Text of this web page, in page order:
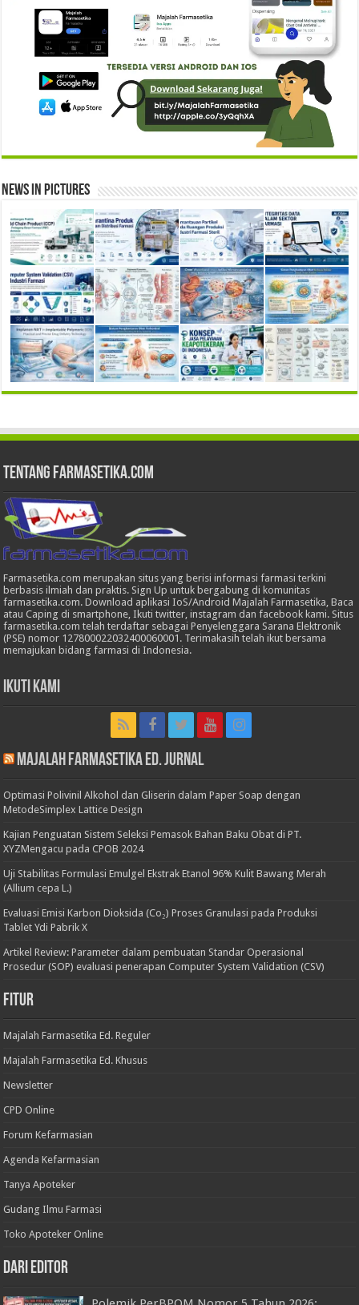
News in Pictures
Tentang Farmasetika.com
Farmasetika.com merupakan situs yang berisi informasi farmasi terkini
berbasis ilmiah dan praktis. Sign Up untuk bergabung di komunitas
farmasetika.com. Download aplikasi IoS/Android Majalah Farmasetika, Baca
atau Caping di smartphone, Ikuti twitter, instagram dan facebook kami. Situs
farmasetika.com telah terdaftar sebagai Penyelenggara Sarana Elektronik
(PSE) nomor 127800022032400060001. Terimakasih telah ikut bersama
memajukan bidang farmasi di Indonesia.
Ikuti Kami
Majalah Farmasetika Ed. Jurnal
Optimasi Polivinil Alkohol dan Gliserin dalam Paper Soap dengan
MetodeSimplex Lattice Design
Kajian Penguatan Sistem Seleksi Pemasok Bahan Baku Obat di PT.
XYZMengacu pada CPOB 2024
Uji Stabilitas Formulasi Emulgel Ekstrak Etanol 96% Kulit Bawang Merah
(Allium cepa L.)
Evaluasi Emisi Karbon Dioksida (Co₂) Proses Granulasi pada Produksi
Tablet Ydi Pabrik X
Artikel Review: Parameter dalam pembuatan Standar Operasional
Prosedur (SOP) evaluasi penerapan Computer System Validation (CSV)
Fitur
Majalah Farmasetika Ed. Reguler
Majalah Farmasetika Ed. Khusus
Newsletter
CPD Online
Forum Kefarmasian
Agenda Kefarmasian
Tanya Apoteker
Gudang Ilmu Farmasi
Toko Apoteker Online
Dari Editor